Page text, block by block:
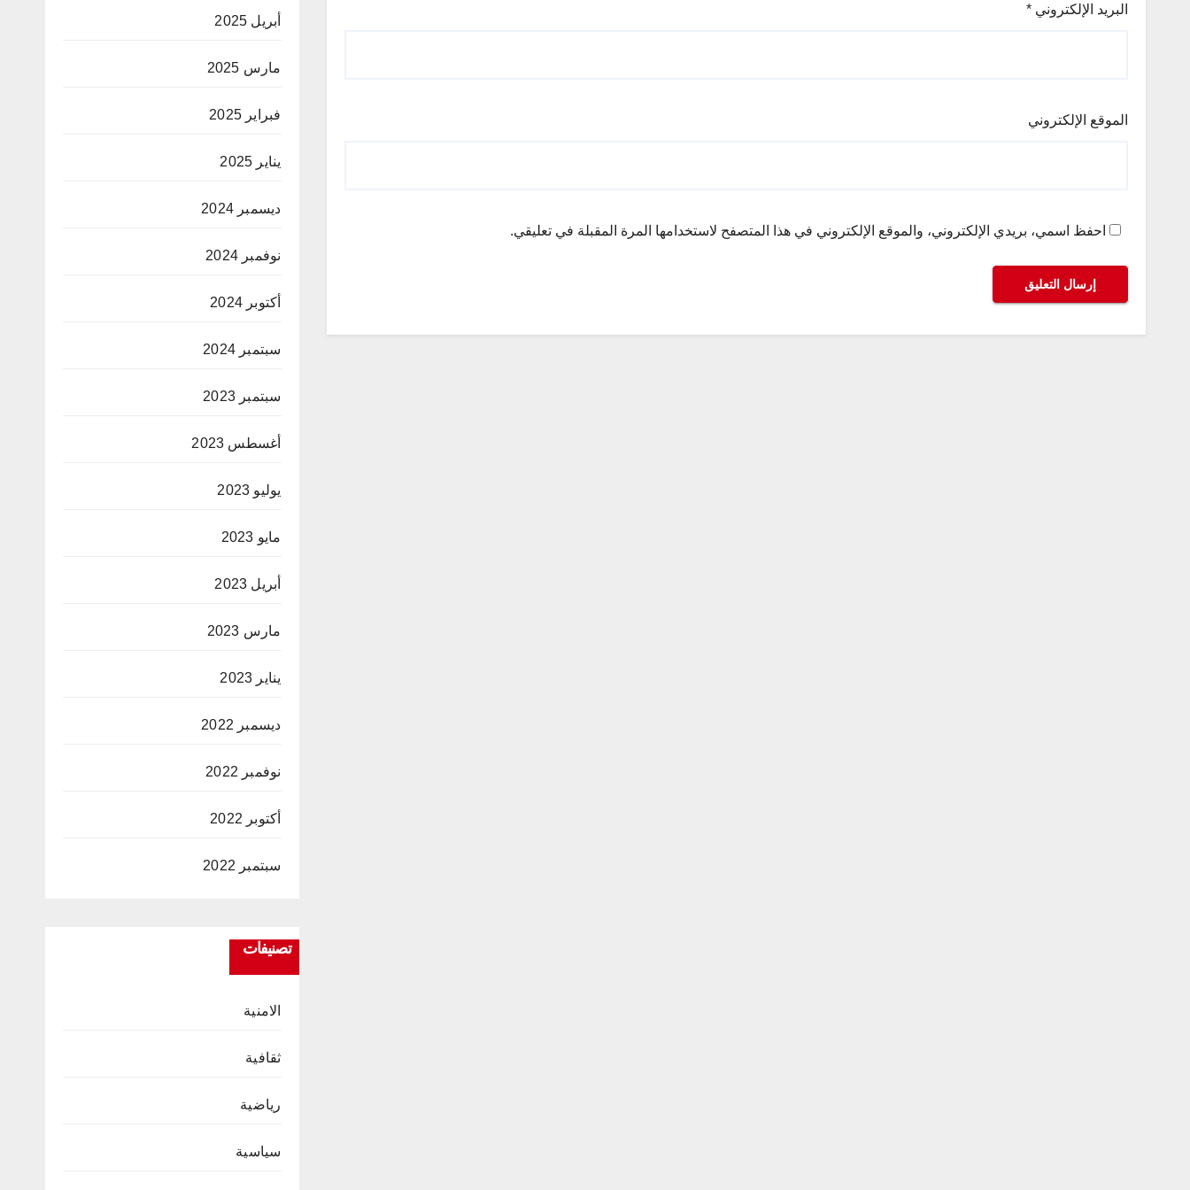
البريد الإلكتروني *
الموقع الإلكتروني
احفظ اسمي، بريدي الإلكتروني، والموقع الإلكتروني في هذا المتصفح لاستخدامها المرة المقبلة في تعليقي.
أبريل 2025
مارس 2025
فبراير 2025
يناير 2025
ديسمبر 2024
نوفمبر 2024
أكتوبر 2024
سبتمبر 2024
سبتمبر 2023
أغسطس 2023
يوليو 2023
مايو 2023
أبريل 2023
مارس 2023
يناير 2023
ديسمبر 2022
نوفمبر 2022
أكتوبر 2022
سبتمبر 2022
تصنيفات
الامنية
ثقافية
رياضية
سياسية